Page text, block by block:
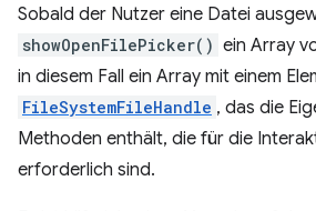
Sobald der Nutzer eine Datei
showOpenFilePicker() ein Array
in diesem Fall ein Array mit einem
FileSystemFileHandle , das die
Methoden enthält, die für die
erforderlich sind.